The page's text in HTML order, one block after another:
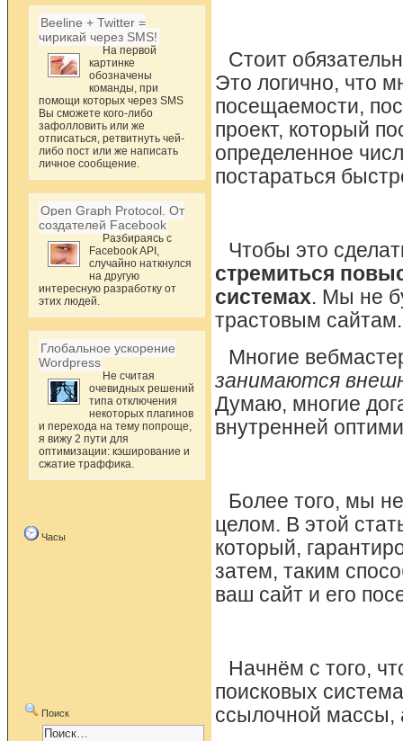
Beeline + Twitter =
чирикай через SMS!
На первой
картинке
обозначены
команды, при
помощи которых через SMS
Вы сможете кого-либо
зафолловить или же
отписаться, ретвитнуть чей-
либо пост или же написать
личное сообщение.
Open Graph Protocol. От
создателей Facebook
Разбираясь с
Facebook API,
случайно наткнулся
на другую
интересную разработку от
этих людей.
Глобальное ускорение
Wordpress
Не считая
очевидных решений
типа отключения
некоторых плагинов
и перехода на тему попроще,
я вижу 2 пути для
оптимизации: кэширование и
сжатие траффика.
Часы
Поиск
Стоит
Это логично, что
посещаемости,
проект, который
определенное
постараться
Чтобы это
стремиться
системах. Мы не
трастовым сайтам.
Многие
занимаются
Думаю, многие
внутренней
Более того, мы
целом. В этой
который,
затем, таким
ваш сайт и его
Начнём с того,
поисковых
ссылочной массы,